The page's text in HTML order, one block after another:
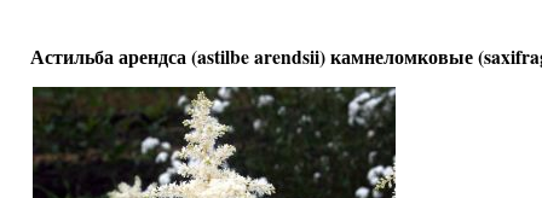
Астильба арендса (astilbe arendsii) камнеломковые